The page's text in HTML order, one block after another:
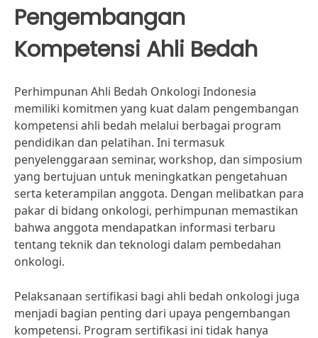
Pengembangan
Kompetensi Ahli Bedah
Perhimpunan Ahli Bedah Onkologi Indonesia
memiliki komitmen yang kuat dalam pengembangan
kompetensi ahli bedah melalui berbagai program
pendidikan dan pelatihan. Ini termasuk
penyelenggaraan seminar, workshop, dan simposium
yang bertujuan untuk meningkatkan pengetahuan
serta keterampilan anggota. Dengan melibatkan para
pakar di bidang onkologi, perhimpunan memastikan
bahwa anggota mendapatkan informasi terbaru
tentang teknik dan teknologi dalam pembedahan
onkologi.
Pelaksanaan sertifikasi bagi ahli bedah onkologi juga
menjadi bagian penting dari upaya pengembangan
kompetensi. Program sertifikasi ini tidak hanya